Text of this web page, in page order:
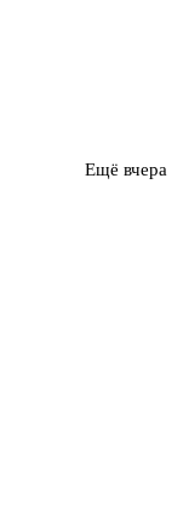
Ещё вчера